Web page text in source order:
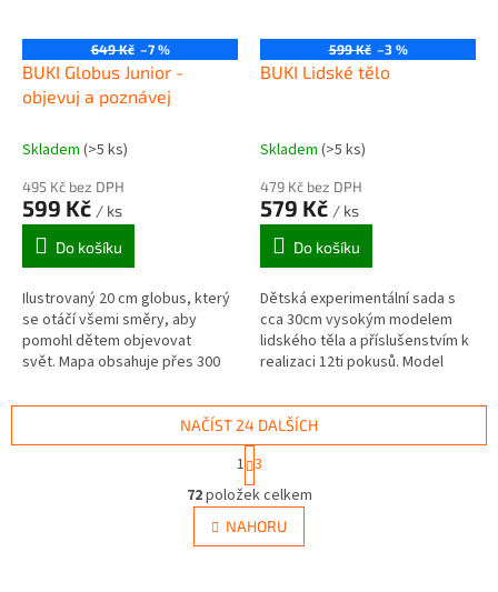
649 Kč –7 %
BUKI Globus Junior -
objevuj a poznávej
Skladem (>5 ks)
495 Kč bez DPH
599 Kč / ks
Do košíku
Ilustrovaný 20 cm globus, který
se otáčí všemi směry, aby
pomohl dětem objevovat
svět. Mapa obsahuje přes 300
sporty, kulinářské pokrmy a
599 Kč –3 %
BUKI Lidské tělo
Skladem (>5 ks)
479 Kč bez DPH
579 Kč / ks
Do košíku
Dětská experimentální sada s
cca 30cm vysokým modelem
lidského těla a příslušenstvím k
realizaci 12ti pokusů. Model
jednotlivé orgány pomocí...
O
v
l
á
NAČÍST 24 DALŠÍCH
S
t
r
á
n
k
1 3
72položek celkem
NAHORU